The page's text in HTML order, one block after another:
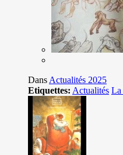
Dans Actualités 2025
Etiquettes: Actualités La